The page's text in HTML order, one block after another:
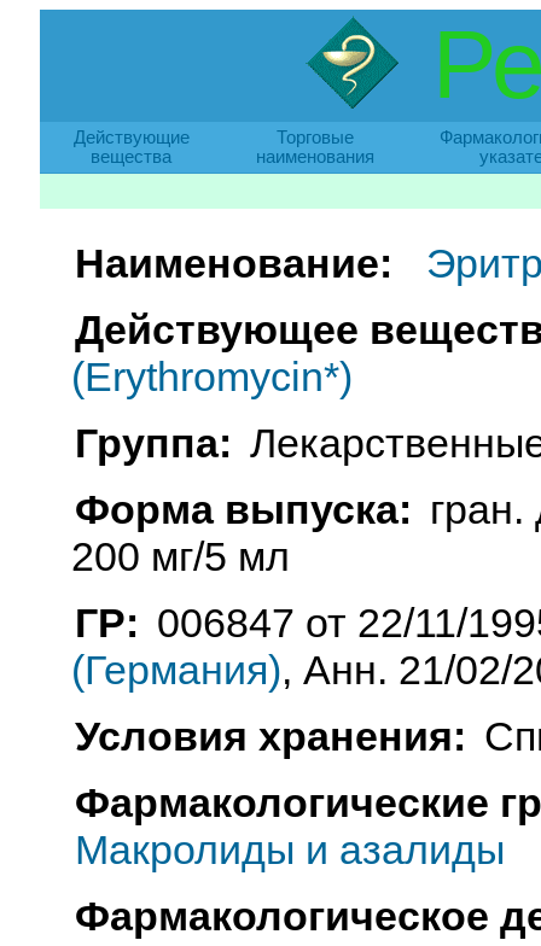
Действующие
вещества
Торговые
наименования
Наименование:
Действующее
(Erythromycin*)
Группа:
Форма выпуска:
200 мг/5 мл
ГР: 006847 от 22/11/
(Германия), Анн. 21/02/
Условия хранения:
Фармакологические
Макролиды и азалиды
Фармакологическое